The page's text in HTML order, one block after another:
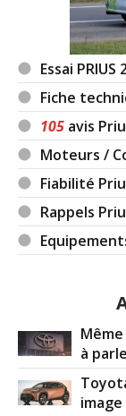
Essai PRIUS
Fiche
105 avis
Moteurs /
Fiabilité
Rappels
à